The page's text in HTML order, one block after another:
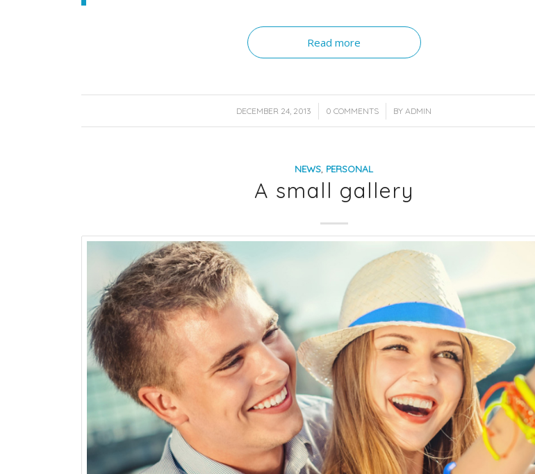
Read more
DECEMBER 24, 2013
/ 0 COMMENTS
/ BY ADMIN
NEWS, PERSONAL
A small gallery